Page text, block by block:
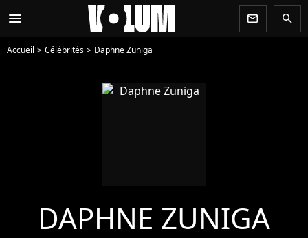
menu newsletter search
Accueil Célébrités Daphne Zuniga
DAPHNE ZUNIGA